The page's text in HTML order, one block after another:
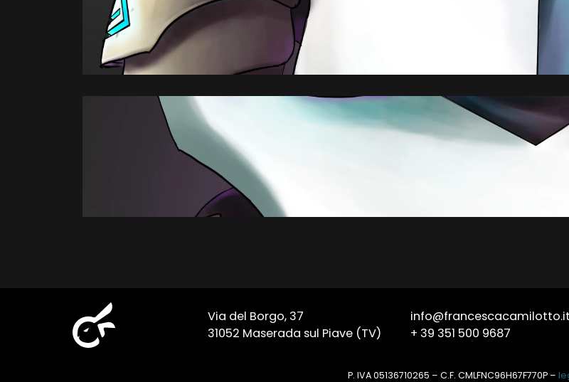
Via del Borgo, 37
31052 Maserada sul Piave (TV)
info@francescacamilotto.it
+ 39 351 500 9687
P. IVA 05136710265 – C.F. CMLFNC96H67F770P –